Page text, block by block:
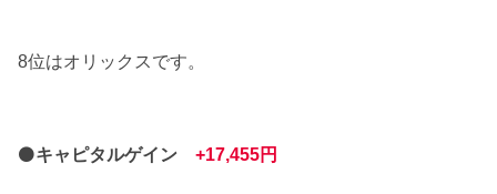
8位はオリックスです。
⚫キャピタルゲイン +17,455円